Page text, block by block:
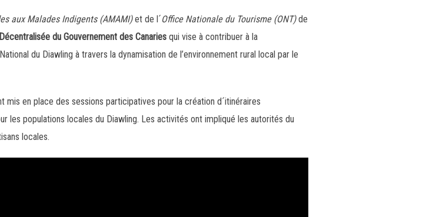
aux Malades Indigents (AMAMI)et de l´Office Nationale du Tourisme (ONT)de
du Gouvernement des Canaries qui vise à contribuer à la
du Diawling à travers la dynamisation de l’environnement rural local par le
mis en place des sessions participatives pour la création d´itinéraires
les populations locales du Diawling. Les activités ont impliqué les autorités du
locales.